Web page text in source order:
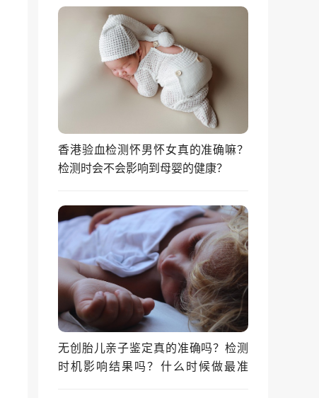
香港验血检测怀男怀女真的准确嘛？
检测时会不会影响到母婴的健康？
无创胎儿亲子鉴定真的准确吗？检测
时机影响结果吗？什么时候做最准